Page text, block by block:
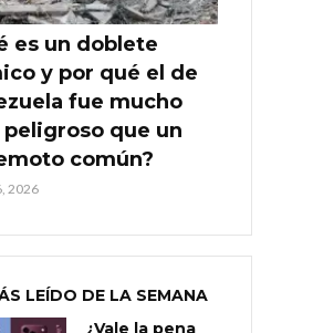
es un doblete
y por qué el de
fue mucho
peligroso que un
común?
2026
LEÍDO DE LA SEMANA